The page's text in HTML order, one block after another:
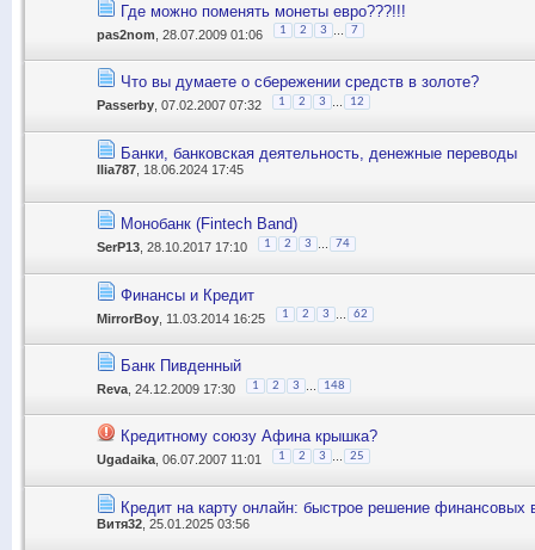
Где можно поменять монеты евро???!!!
pas2nom , 28.07.2009 01:06 1 2 3 7
Что вы думаете о сбережении средств в золоте?
Passerby , 07.02.2007 07:32 1 2 3 12
Банки, банковская деятельность, денежные переводы
Ilia787 , 18.06.2024 17:45
Монобанк (Fintech Band)
SerP13 , 28.10.2017 17:10 1 2 3 74
Финансы и Кредит
MirrorBoy , 11.03.2014 16:25 1 2 3 62
Банк Пивденный
Reva , 24.12.2009 17:30 1 2 3 148
Кредитному союзу Афина крышка?
Ugadaika , 06.07.2007 11:01 1 2 3 25
Кредит на карту онлайн: быстрое решение финансовых
Витя32 , 25.01.2025 03:56